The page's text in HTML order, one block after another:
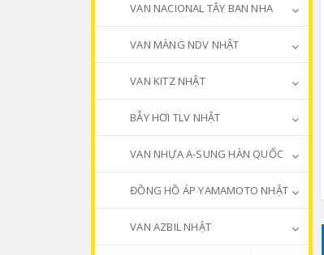
VAN NACIONAL TÂY BAN NHA
VAN MÀNG NDV NHẬT
VAN KITZ NHẬT
BẪY HƠI TLV NHẬT
VAN NHỰA A-SUNG HÀN QUỐC
ĐỒNG HỒ ÁP YAMAMOTO NHẬT
VAN AZBIL NHẬT